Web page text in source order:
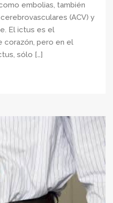
embolias, también
(ACV) y
El ictus es el
corazón, pero en el
sólo […]